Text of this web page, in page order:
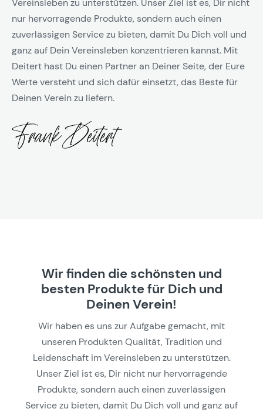
Vereinsleben zu unterstützen. Unser Ziel ist es, Dir nicht
nur hervorragende Produkte, sondern auch einen
zuverlässigen Service zu bieten, damit Du Dich voll und
ganz auf Dein Vereinsleben konzentrieren kannst. Mit
Deitert hast Du einen Partner an Deiner Seite, der Eure
Werte versteht und sich dafür einsetzt, das Beste für
Deinen Verein zu liefern.
Wir finden die schönsten und
besten Produkte für Dich und
Deinen Verein!
Wir haben es uns zur Aufgabe gemacht, mit
unseren Produkten Qualität, Tradition und
Leidenschaft im Vereinsleben zu unterstützen.
Unser Ziel ist es, Dir nicht nur hervorragende
Produkte, sondern auch einen zuverlässigen
Service zu bieten, damit Du Dich voll und ganz auf